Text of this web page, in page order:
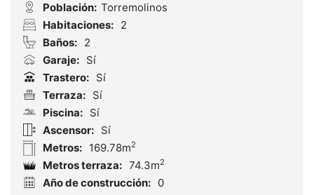
Población: Torremolinos
Habitaciones: 2
Baños: 2
Garaje: Sí
Trastero: Sí
Terraza: Sí
Piscina: Sí
Ascensor: Sí
Metros: 169.78m2
Metros terraza: 74.3m2
Año de construcción: 0